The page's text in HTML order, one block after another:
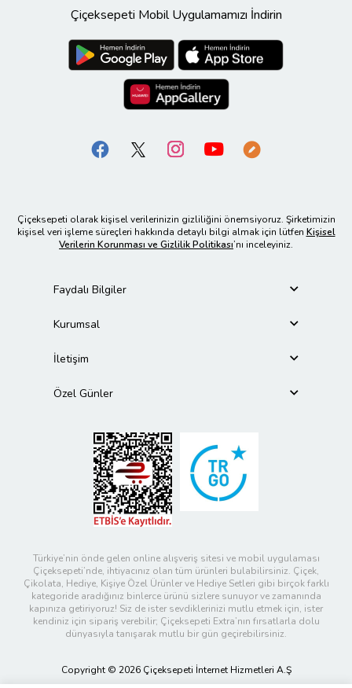
Çiçeksepeti Mobil Uygulamamızı İndirin
Çiçeksepeti olarak kişisel verilerinizin gizliliğini önemsiyoruz. Şirketimizin
kişisel veri işleme süreçleri hakkında detaylı bilgi almak için lütfen Kişisel
Verilerin Korunması ve Gizlilik Politikası’nı inceleyiniz.
Faydalı Bilgiler
Kurumsal
İletişim
Özel Günler
Türkiye’nin önde gelen online alışveriş sitesi ve mobil uygulaması
Çiçeksepeti’nde, ihtiyacınız olan tüm ürünleri bulabilirsiniz. Çiçek,
Çikolata, Hediye, Kişiye Özel Ürünler ve Hediye Setleri gibi birçok farklı
kategoride aradığınız binlerce ürünü sizlere sunuyor ve zamanında
kapınıza getiriyoruz! Siz de ister sevdiklerinizi mutlu etmek için, ister
kendiniz için sipariş verebilir; Çiçeksepeti Extra’nın fırsatlarla dolu
dünyasıyla tanışarak mutlu bir gün geçirebilirsiniz.
Copyright © 2026 Çiçeksepeti İnternet Hizmetleri A.Ş